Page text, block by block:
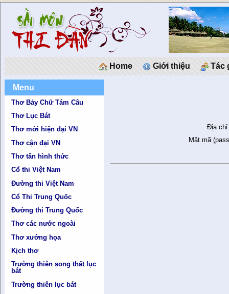
Home Giới thiệu Tác
Menu
Thơ Bảy Chữ Tám Câu
Thơ Lục Bát
Thơ mới hiện đại VN
Thơ cận đại VN
Thơ tân hình thức
Cổ thi Việt Nam
Đường thi Việt Nam
Cổ Thi Trung Quốc
Đường thi Trung Quốc
Thơ các nước ngoài
Thơ xướng họa
Kịch thơ
Trường thiên song thất lục
bát
Trường thiên lục bát
Địa chỉ
Mật mã